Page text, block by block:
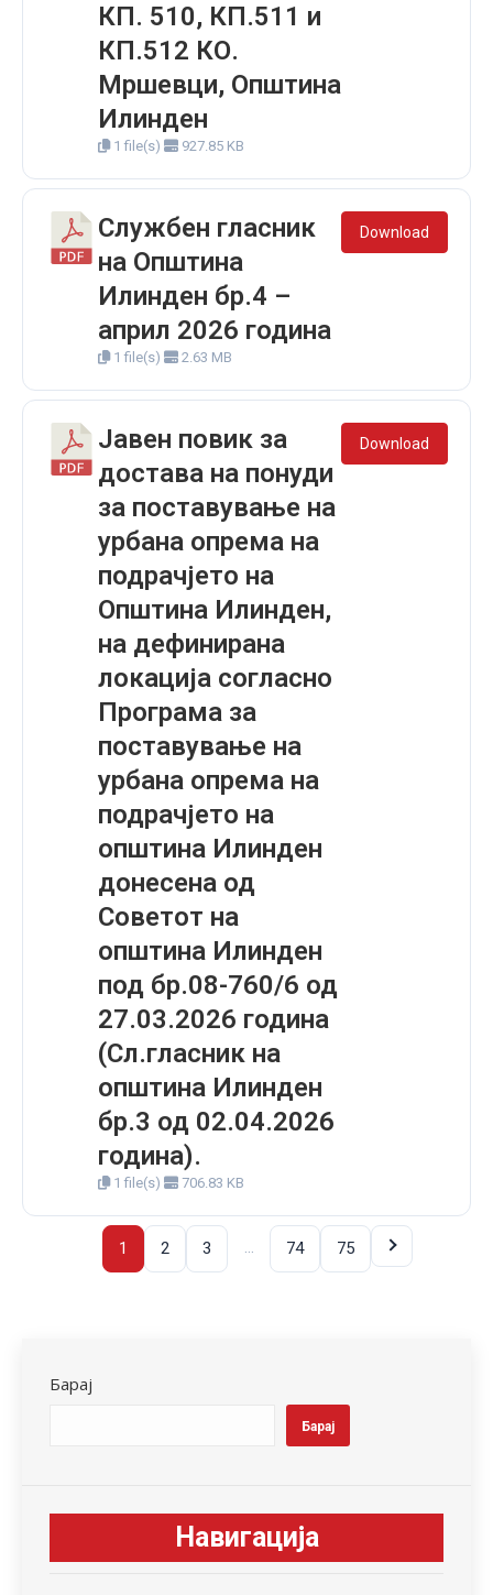
КП. 510, КП.511 и
КП.512 КО.
Мршевци, Општина
Илинден
1 file(s) 927.85 KB
Службен гласник
на Општина
Илинден бр.4 –
април 2026 година
1 file(s) 2.63 MB
Download
Јавен повик за
достава на понуди
за поставување на
урбана опрема на
подрачјето на
Општина Илинден,
на дефинирана
локација согласно
Програма за
поставување на
урбана опрема на
подрачјето на
општина Илинден
донесена од
Советот на
општина Илинден
под бр.08-760/6 од
27.03.2026 година
(Сл.гласник на
општина Илинден
бр.3 од 02.04.2026
година).
1 file(s) 706.83 KB
Download
1 2 3 … 74 75
Барај
Барај
Навигација